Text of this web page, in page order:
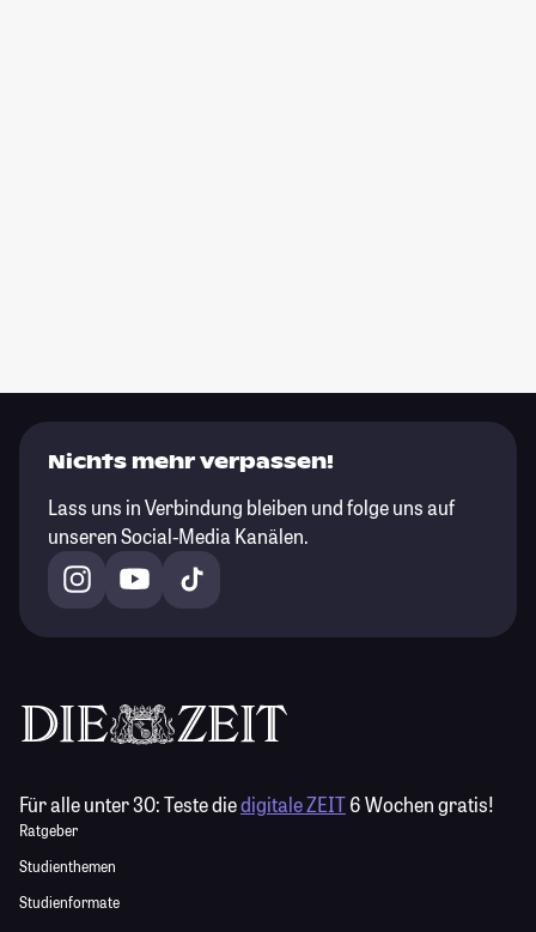
Nichts mehr verpassen!
Lass uns in Verbindung bleiben und folge uns auf
unseren Social-Media Kanälen.
Für alle unter 30:Teste diedigitale ZEIT6 Wochen gratis!
Ratgeber
Studienthemen
Studienformate